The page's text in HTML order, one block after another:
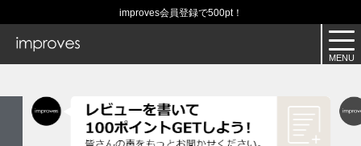
improves会員登録で500pt！